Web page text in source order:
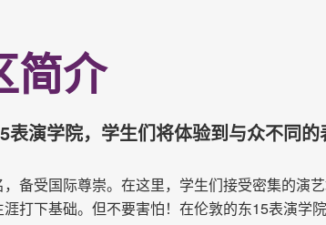
简介
演学院，学生们将体验到与众不同的
备受国际尊崇。在这里，学生们接受密集的演
打下基础。但不要害怕！在伦敦的东15表演学院